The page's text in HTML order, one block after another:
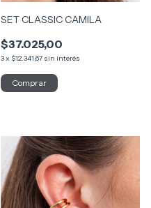
SET CLASSIC CAMILA
$37.025,00
3x $12.341,67 sin interés